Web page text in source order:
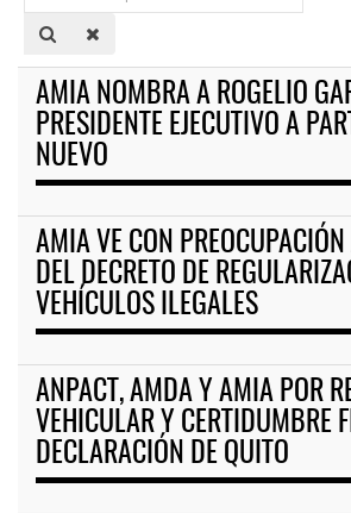
parte
del
AMIA NOMBRA A ROGELIO
PRESIDENTE EJECUTIVO A
NUEVO
AMIA VE CON
DEL DECRETO DE
VEHÍCULOS ILEGALES
ANPACT, AMDA Y AMIA POR
VEHICULAR Y CERTIDUMBRE
DECLARACIÓN DE QUITO